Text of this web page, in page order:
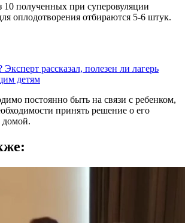
10 полученных при суперовуляции
оплодотворения отбираются 5-6 штук.
Эксперт рассказал, полезен ли лагерь
детям
постоянно быть на связи с ребенком,
принять решение о его
домой.